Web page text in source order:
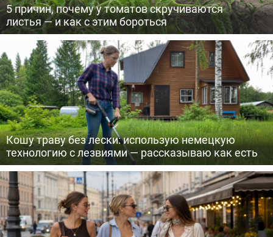
5 причин, почему у томатов скручиваются
листья — и как с этим бороться
Кошу траву без лески: использую немецкую
технологию с лезвиями — рассказываю как есть